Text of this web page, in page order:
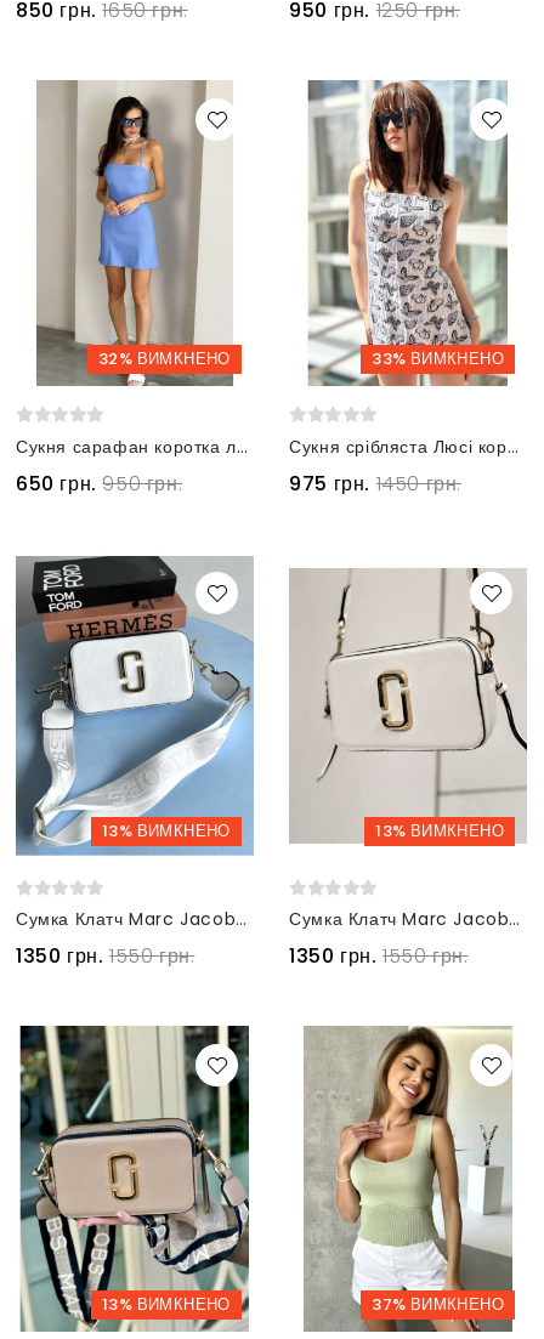
850 грн. 1650 грн. 950 грн. 1250 грн.
32% ВИМКНЕНО
Сукня сарафан коротка лляна блакитна
650 грн. 950 грн.
33% ВИМКНЕНО
Сукня срібляста Люсі коротка з принтом метелики на бретелях
975 грн. 1450 грн.
13% ВИМКНЕНО
Сумка Клатч Marc Jacobs Лого білий
1350 грн. 1550 грн.
13% ВИМКНЕНО
Сумка Клатч Marc Jacobs Лого бежевий
1350 грн. 1550 грн.
13% ВИМКНЕНО 37% ВИМКНЕНО